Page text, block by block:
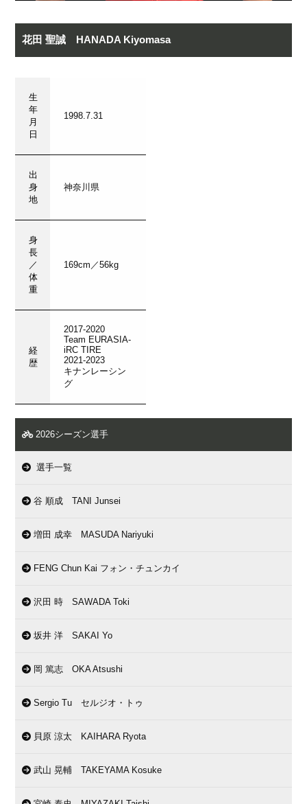
花田 聖誠 HANADA Kiyomasa
生
年
月
日
1998.7.31
出
身
地
神奈川県
身
長
／
体
重
169cm／56kg
経
歴
2017-2020
Team EURASIA-
iRC TIRE
2021-2023
キナンレーシン
グ
2026シーズン選手
選手一覧
谷 順成 TANI Junsei
増田 成幸 MASUDA Nariyuki
FENG Chun Kai フォン・チュンカイ
沢田 時 SAWADA Toki
坂井 洋 SAKAI Yo
岡 篤志 OKA Atsushi
Sergio Tu セルジオ・トゥ
貝原 涼太 KAIHARA Ryota
武山 晃輔 TAKEYAMA Kosuke